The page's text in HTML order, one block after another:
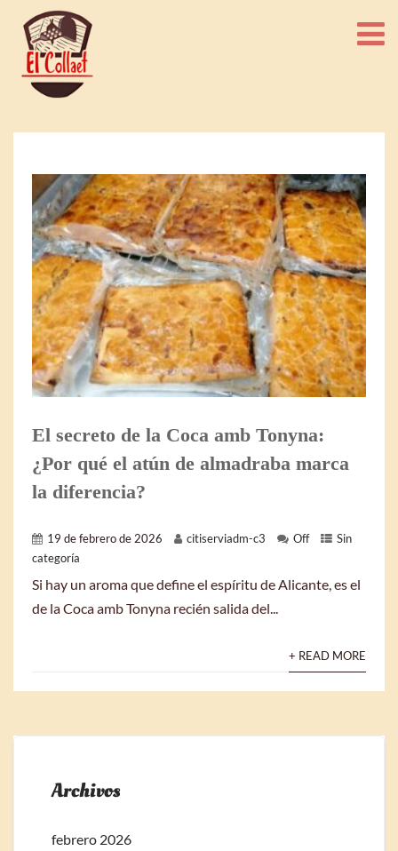
El secreto de la Coca amb Tonyna:
¿Por qué el atún de almadraba marca
la diferencia?
19 de febrero de 2026 citiserviadm-c3 Off
Sin
categoría
Si hay un aroma que define el espíritu de Alicante, es el
de la Coca amb Tonyna recién salida del...
+ READ MORE
Archivos
febrero 2026